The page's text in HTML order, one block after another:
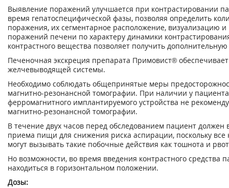
Выявление поражений улучшается при контрастировании
время гепатоспецифической фазы, позволяя определить
поражения, их сегментарное расположение, визуализацию
поражений печени по характеру динамики
контрастного вещества позволяет получить
Печеночная экскреция препарата Примовист®
желчевыводящей системы.
Необходимо соблюдать общепринятые меры
магнитно-резонансной томографии. При наличии у
ферромагнитного имплантируемого устройства не
магнитно-резонансной томографии.
В течение двух часов перед обследованием пациент должен
приема пищи для снижения риска аспирации, поскольку все
могут вызывать такие побочные действия как тошнота и
Но возможности, во время введения контрастного средства
находиться в горизонтальном положении.
Дозы: